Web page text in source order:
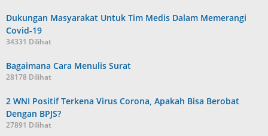
Dukungan Masyarakat Untuk Tim Medis Dalam Memerangi
Covid-19
34331 Dilihat
Bagaimana Cara Menulis Surat
28178 Dilihat
2 WNI Positif Terkena Virus Corona, Apakah Bisa Berobat
Dengan BPJS?
27891 Dilihat